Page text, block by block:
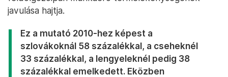
javulása hajtja.
Ez a mutató 2010-hez képest a
szlovákoknál 58 százalékkal, a cseheknél
33 százalékkal, a lengyeleknél pedig 38
százalékkal emelkedett. Eközben